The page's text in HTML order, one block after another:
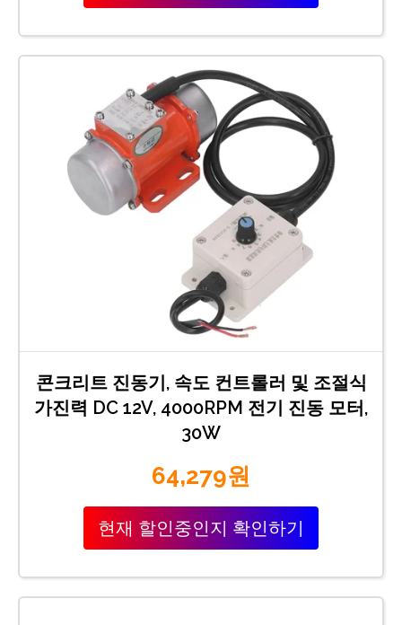
콘크리트 진동기, 속도 컨트롤러 및 조절식
가진력 DC 12V, 4000RPM 전기 진동 모터,
30W
64,279원
현재 할인중인지 확인하기